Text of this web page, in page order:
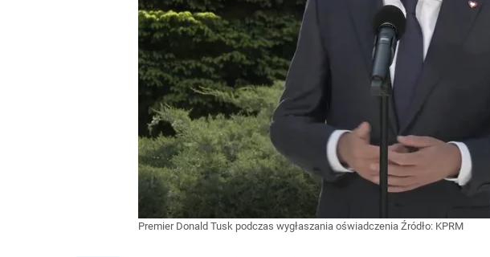
Premier Donald Tusk podczas wygłaszania oświadczenia Źródło: KPRM